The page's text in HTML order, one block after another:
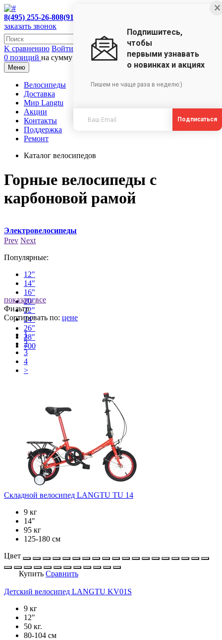
Подпишитесь,
чтобы
первыми узнавать
о новинках и акциях
Пишем не чаще раза в неделю:)
Подписаться
×
8(495) 255-26-808(910)473-35-18
заказать звонок
K сравнению Войти в ЛК
0 позиций на сумму 0 руб.
Меню
Велосипеды
Доставка
Мир Langtu
Акции
Контакты
Поддержка
Ремонт
Каталог велосипедов
Горные велосипеды с
карбоновой рамой
Электровелосипеды
Prev Next
Популярные:
12"
14"
16"
20"
22"
24"
26"
28"
700
показать все
Фильтр
Сортировать по: цене
1
2
3
4
>
Складной велосипед LANGTU TU 14
9 кг
14"
95 кг
125-180 см
Цвет
Купить Сравнить
Детский велосипед LANGTU KV01S
9 кг
12"
50 кг.
80-104 см